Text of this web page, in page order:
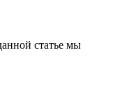
статье мы